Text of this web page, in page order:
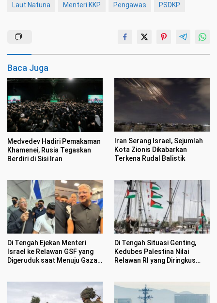
Laut Natuna Menteri KKP Pengawas PSDKP
Baca Juga
Medvedev Hadiri Pemakaman
Khamenei, Rusia Tegaskan
Berdiri di Sisi Iran
Iran Serang Israel, Sejumlah
Kota Zionis Dikabarkan
Terkena Rudal Balistik
Di Tengah Ejekan Menteri
Israel ke Relawan GSF yang
Digeruduk saat Menuju Gaza,
Di Tengah Situasi Genting,
Kedubes Palestina Nilai
Relawan RI yang Diringkus